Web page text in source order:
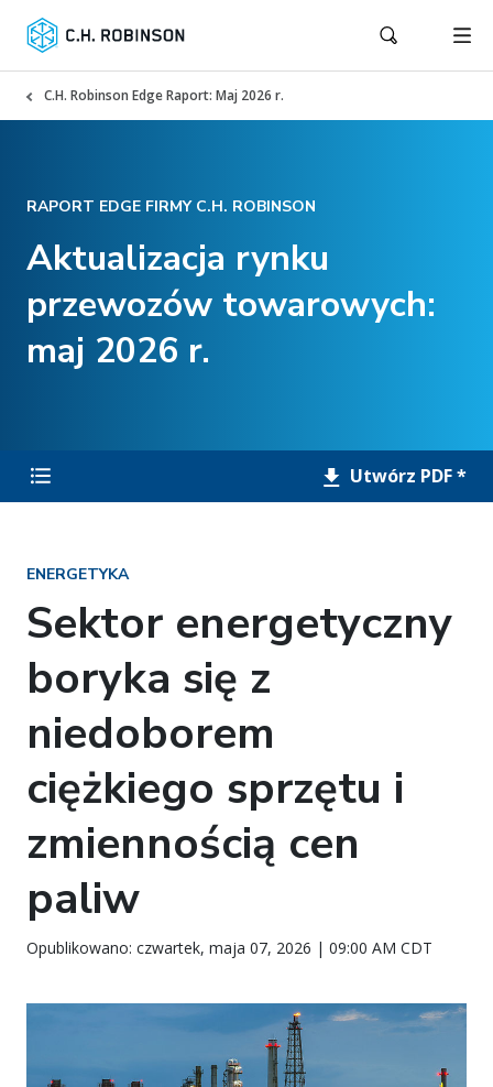
C.H. Robinson Edge Raport: Maj 2026 r.
RAPORT EDGE FIRMY C.H. ROBINSON
Aktualizacja rynku
przewozów towarowych:
maj 2026 r.
Utwórz PDF *
ENERGETYKA
Sektor energetyczny
boryka się z
niedoborem
ciężkiego sprzętu i
zmiennością cen
paliw
Opublikowano: czwartek, maja 07, 2026 | 09:00 AM CDT